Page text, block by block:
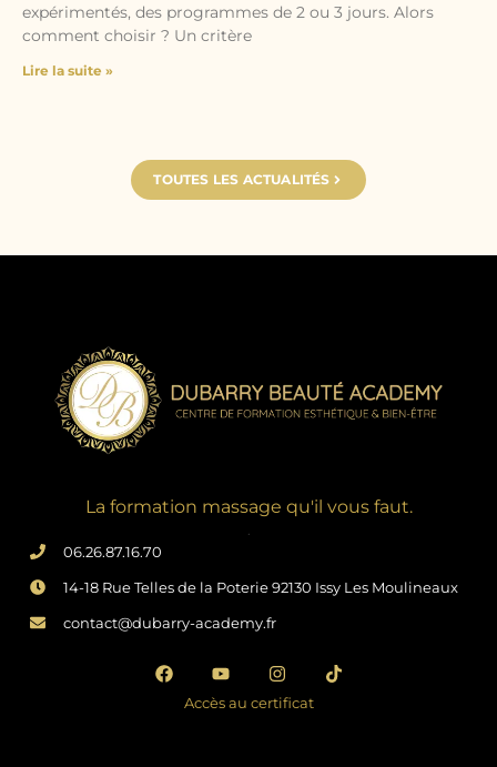
expérimentés, des programmes de 2 ou 3 jours. Alors
comment choisir ? Un critère
Lire la suite »
TOUTES LES ACTUALITÉS
La formation massage qu'il vous faut.
06.26.87.16.70
14-18 Rue Telles de la Poterie 92130 Issy Les Moulineaux
contact@dubarry-academy.fr
Accès au certificat